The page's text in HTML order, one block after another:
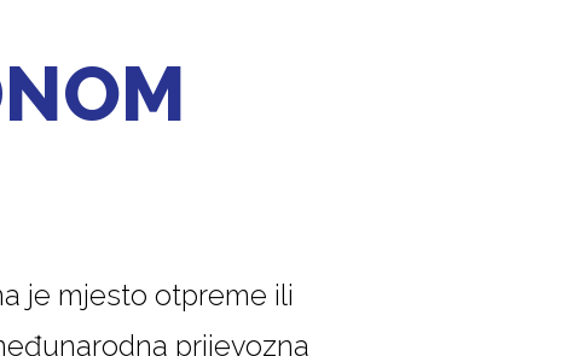
je mjesto otpreme ili
prijevozna